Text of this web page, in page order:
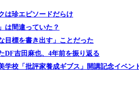
は珍エピソードだらけ
は間違っていた？
目標を書き出す」ことだった
DF吉田麻也、4年前を振り返る
学校「批評家養成ギブス」開講記念イベン